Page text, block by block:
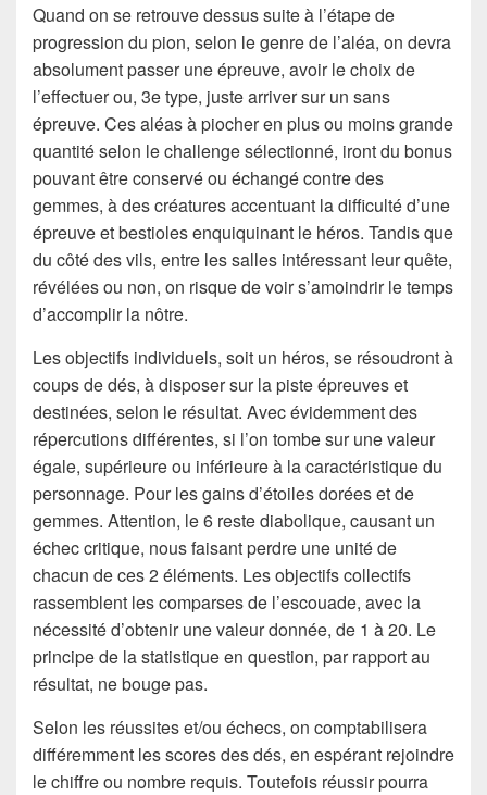
Quand on se retrouve dessus suite à l’étape de
progression du pion, selon le genre de l’aléa, on devra
absolument passer une épreuve, avoir le choix de
l’effectuer ou, 3e type, juste arriver sur un sans
épreuve. Ces aléas à piocher en plus ou moins grande
quantité selon le challenge sélectionné, iront du bonus
pouvant être conservé ou échangé contre des
gemmes, à des créatures accentuant la difficulté d’une
épreuve et bestioles enquiquinant le héros. Tandis que
du côté des vils, entre les salles intéressant leur quête,
révélées ou non, on risque de voir s’amoindrir le temps
d’accomplir la nôtre.
Les objectifs individuels, soit un héros, se résoudront à
coups de dés, à disposer sur la piste épreuves et
destinées, selon le résultat. Avec évidemment des
répercutions différentes, si l’on tombe sur une valeur
égale, supérieure ou inférieure à la caractéristique du
personnage. Pour les gains d’étoiles dorées et de
gemmes. Attention, le 6 reste diabolique, causant un
échec critique, nous faisant perdre une unité de
chacun de ces 2 éléments. Les objectifs collectifs
rassemblent les comparses de l’escouade, avec la
nécessité d’obtenir une valeur donnée, de 1 à 20. Le
principe de la statistique en question, par rapport au
résultat, ne bouge pas.
Selon les réussites et/ou échecs, on comptabilisera
différemment les scores des dés, en espérant rejoindre
le chiffre ou nombre requis. Toutefois réussir pourra